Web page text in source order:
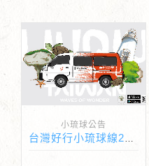
小琉球公告
台灣好行小琉球線2026正式啟程